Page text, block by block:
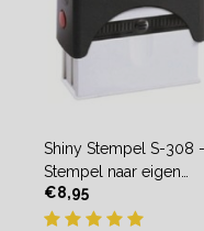
Shiny Stempel S-308 -
Stempel naar eigen
ontwerp
€8,95